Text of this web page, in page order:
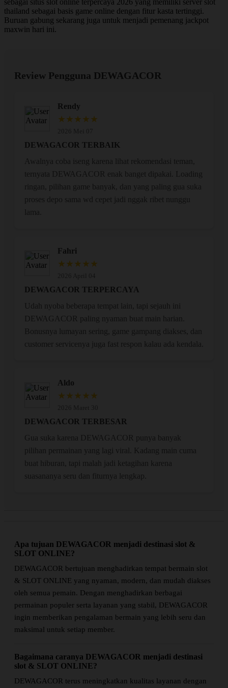
thailand sebagai basis game online dengan fitur kasta tertinggi.
Buruan gabung sekarang juga untuk menjadi pemenang jackpot
maxwin hari ini.
Review Pengguna DEWAGACOR
Rendy
★★★★★
DEWAGACOR TERBAIK
Awalnya coba iseng karena lihat rekomendasi teman,
ternyata DEWAGACOR enak banget dipakai. Loading
ringan, pilihan game banyak, dan yang paling gua suka
proses depo sama wd cepet jadi nggak ribet nunggu
lama.
Fahri
★★★★★
DEWAGACOR TERPERCAYA
Udah nyoba beberapa tempat lain, tapi sejauh ini
DEWAGACOR paling nyaman buat main harian.
Bonusnya lumayan sering, game gampang diakses, dan
customer servicenya juga fast respon kalau ada kendala.
Aldo
★★★★★
DEWAGACOR TERBESAR
Gua suka karena DEWAGACOR punya banyak
pilihan permainan yang lagi viral. Kadang main cuma
buat hiburan, tapi malah jadi ketagihan karena
suasananya seru dan fiturnya lengkap.
Apa tujuan DEWAGACOR menjadi destinasi slot &
SLOT ONLINE?
DEWAGACOR bertujuan menghadirkan tempat bermain slot
& SLOT ONLINE yang nyaman, modern, dan mudah diakses
oleh semua pemain. Dengan menghadirkan berbagai
permainan populer serta layanan yang stabil, DEWAGACOR
ingin memberikan pengalaman bermain yang lebih seru dan
maksimal untuk setiap member.
Bagaimana caranya DEWAGACOR menjadi destinasi
slot & SLOT ONLINE?
DEWAGACOR terus meningkatkan kualitas layanan dengan